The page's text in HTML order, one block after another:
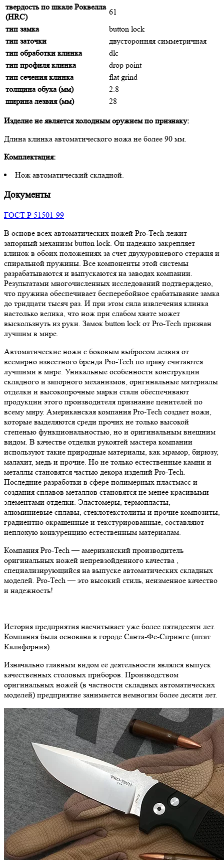
твердость по шкале Роквелла
(HRC)
61
тип замка
button lock
тип заточки
двусторонняя симметричная
тип обработки клинка
dlc
тип профиля клинка
drop point
тип сечения клинка
flat grind
толщина обуха (мм)
2.8
ширина лезвия (мм)
28
Изделие не является холодным оружием по признаку:
Длина клинка автоматического ножа не более 90 мм.
Комплектация:
Нож автоматический складной.
Документы
ГОСТ Р 51501-99
В основе всех автоматических ножей Pro-Tech лежит
запорный механизм button lock. Он надежно закрепляет
клинок в обоих положениях за счет двухуровневого стержня и
спиральной пружины. Все компоненты этой системы
разрабатываются и выпускаются на заводах компании.
Результатами многочисленных исследований подтверждено,
что пружина обеспечивает бесперебойное срабатывание замка
до тридцати тысяч раз. И при этом сила извлечения клинка
настолько велика, что нож при слабом хвате может
выскользнуть из руки. Замок button lock от Pro-Tech признан
лучшим в мире.
Автоматические ножи с боковым выбросом лезвия от
всемирно известного бренда Pro-Tech по праву считаются
лучшими в мире. Уникальные особенности конструкции
складного и запорного механизмов, оригинальные материалы
отделки и высокопрочные марки стали обеспечивают
продукции этого производителя признание ценителей по
всему миру. Американская компания Pro-Tech создает ножи,
которые выделяются среди прочих не только высокой
степенью функциональностью, но и оригинальным внешним
видом. В качестве отделки рукоятей мастера компании
используют такие природные материалы, как мрамор, бирюзу,
малахит, медь и прочие. Но не только естественные камни и
металлы становятся частью декора изделий Pro-Tech.
Последние разработки в сфере полимерных пластмасс и
создания сплавов металлов становятся не менее красивыми
элементами отделки. Эластомеры, термопласты,
алюминиевые сплавы, стеклотекстолиты и прочие композиты,
градиентно окрашенные и текстурированные, составляют
неплохую конкуренцию естественным материалам.
Компания Pro-Tech — американский производитель
оригинальных ножей непревзойденного качества ,
специализирующийся на выпуске автоматических складных
моделей. Pro-Tech — это высокий стиль, неизменное качество
и надежность!
История предприятия насчитывает уже более пятидесяти лет.
Компания была основана в городе Санта-Фе-Спрингс (штат
Калифорния).
Изначально главным видом её деятельности являлся выпуск
качественных столовых приборов. Производством
оригинальных ножей (в частности складных автоматических
моделей) предприятие занимается немногим более десяти лет.